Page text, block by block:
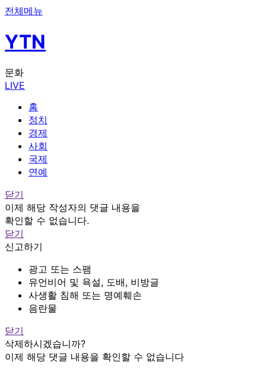
전체메뉴
YTN
문화
LIVE
홈
정치
경제
사회
국제
연예
닫기
이제 해당 작성자의 댓글 내용을
확인할 수 없습니다.
닫기
신고하기
광고 또는 스팸
유언비어 및 욕설, 도배, 비방글
사생활 침해 또는 명예훼손
음란물
닫기
삭제하시겠습니까?
이제 해당 댓글 내용을 확인할 수 없습니다